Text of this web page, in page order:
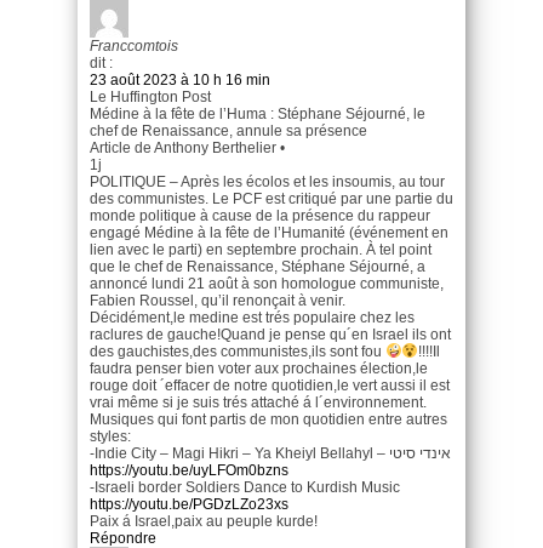
Franccomtois
dit :
23 août 2023 à 10 h 16 min
Le Huffington Post
Médine à la fête de l’Huma : Stéphane Séjourné, le
chef de Renaissance, annule sa présence
Article de Anthony Berthelier •
1j
POLITIQUE – Après les écolos et les insoumis, au tour
des communistes. Le PCF est critiqué par une partie du
monde politique à cause de la présence du rappeur
engagé Médine à la fête de l’Humanité (événement en
lien avec le parti) en septembre prochain. À tel point
que le chef de Renaissance, Stéphane Séjourné, a
annoncé lundi 21 août à son homologue communiste,
Fabien Roussel, qu’il renonçait à venir.
Décidément,le medine est trés populaire chez les
raclures de gauche!Quand je pense qu´en Israel ils ont
des gauchistes,des communistes,ils sont fou
!!!!Il
faudra penser bien voter aux prochaines élection,le
rouge doit ´effacer de notre quotidien,le vert aussi il est
vrai même si je suis trés attaché á l´environnement.
Musiques qui font partis de mon quotidien entre autres
styles:
-Indie City – Magi Hikri – Ya Kheiyl Bellahyl – אינדי סיטי
https://youtu.be/uyLFOm0bzns
-Israeli border Soldiers Dance to Kurdish Music
https://youtu.be/PGDzLZo23xs
Paix á Israel,paix au peuple kurde!
Répondre